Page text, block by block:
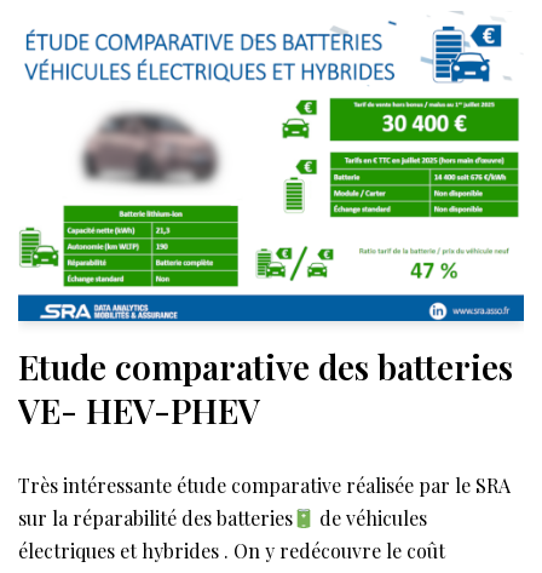
Etude comparative des batteries
VE- HEV-PHEV
Très intéressante étude comparative réalisée par le SRA
sur la réparabilité des batteries
de véhicules
électriques et hybrides . On y redécouvre le coût